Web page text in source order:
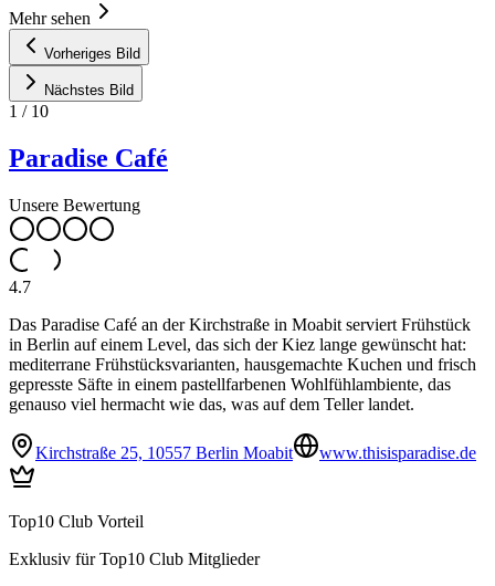
Mehr sehen
Vorheriges Bild
Nächstes Bild
1 / 10
Paradise Café
Unsere Bewertung
4.7
Das Paradise Café an der Kirchstraße in Moabit serviert Frühstück
in Berlin auf einem Level, das sich der Kiez lange gewünscht hat:
mediterrane Frühstücksvarianten, hausgemachte Kuchen und frisch
gepresste Säfte in einem pastellfarbenen Wohlfühlambiente, das
genauso viel hermacht wie das, was auf dem Teller landet.
Kirchstraße 25, 10557 Berlin Moabit www.thisisparadise.de
Top10 Club Vorteil
Exklusiv für Top10 Club Mitglieder